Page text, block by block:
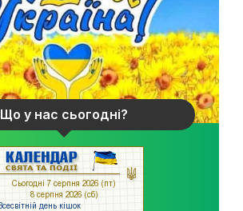
Що у нас сьогодні?